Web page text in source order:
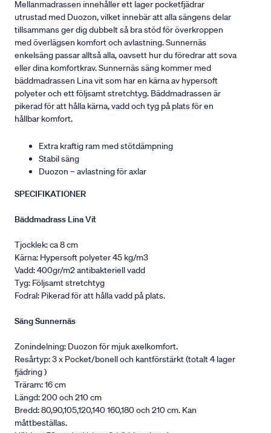
Mellanmadrassen innehåller ett lager pocketfjädrar
utrustad med Duozon, vilket innebär att alla sängens delar
tillsammans ger dig dubbelt så bra stöd för överkroppen
med överlägsen komfort och avlastning. Sunnernäs
enkelsäng passar alltså alla, oavsett hur du föredrar att sova
eller dina komfortkrav. Sunnernäs säng kommer med
bäddmadrassen Lina vit som har en kärna av hypersoft
polyeter och ett följsamt stretchtyg. Bäddmadrassen är
pikerad för att hålla kärna, vadd och tyg på plats för en
hållbar komfort.
Extra kraftig ram med stötdämpning
Stabil säng
Duozon – avlastning för axlar
SPECIFIKATIONER
Bäddmadrass Lina Vit
Tjocklek: ca 8 cm
Kärna: Hypersoft polyeter 45 kg/m3
Vadd: 400gr/m2 antibakteriell vadd
Tyg: Följsamt stretchtyg
Fodral: Pikerad för att hålla vadd på plats.
Säng Sunnernäs
Zonindelning: Duozon för mjuk axelkomfort.
Resårtyp: 3 x Pocket/bonell och kantförstärkt (totalt 4 lager
fjädring )
Träram: 16 cm
Längd: 200 och 210 cm
Bredd: 80,90,105,120,140 160,180 och 210 cm. Kan
måttbeställas.